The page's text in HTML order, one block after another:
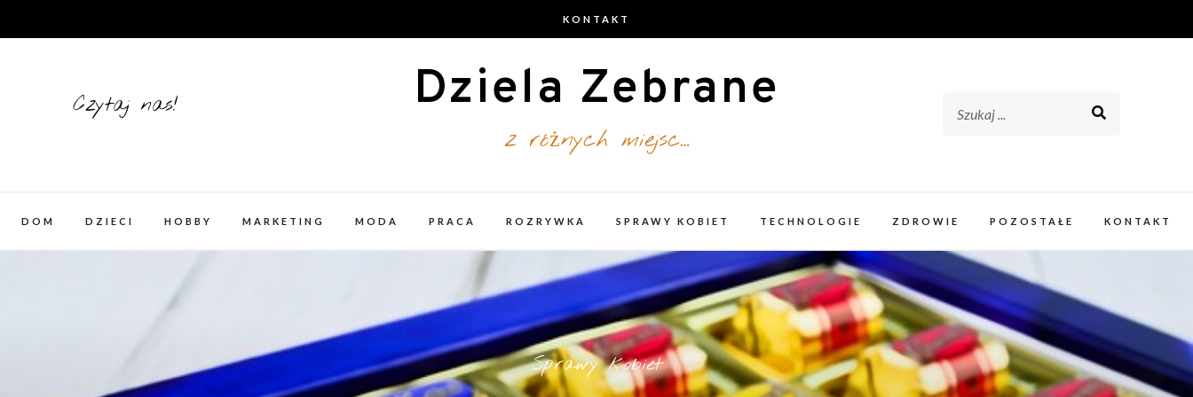
KONTAKT
Czytaj nas! Dziela Zebrane
z różnych miejsc…
DOM DZIECI HOBBY MARKETING MODA PRACA ROZRYWKA SPRAWY KOBIET TECHNOLOGIE ZDROWIE POZOSTAŁE KONTAKT
Sprawy kobiet
Sprawy kobiet
Praca
Rozrywka